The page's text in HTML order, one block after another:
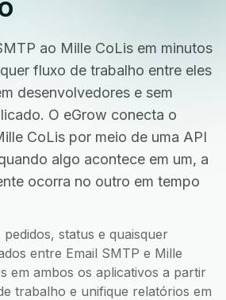
ao Mille CoLis em minutos
fluxo de trabalho entre eles
desenvolvedores e sem
O eGrow conecta o
CoLis por meio de uma API
algo acontece em um, a
ocorra no outro em tempo
status e quaisquer
entre Email SMTP e Mille
em ambos os aplicativos a partir
trabalho e unifique relatórios em